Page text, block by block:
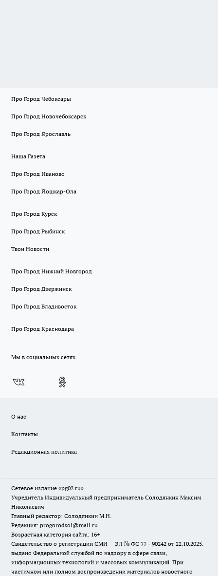
Про Город Чебоксары
Про Город Новочебоксарск
Про Город Ярославль
Наша Газета
Про Город Иваново
Про Город Йошкар-Ола
Про Город Курск
Про Город Рыбинск
Твои Новости
Про Город Нижний Новгород
Про Город Дзержинск
Про Город Владивосток
Про Город Краснодара
Мы в социальных сетях
О нас
Контакты
Редакционная политика
Сетевое издание «pg02.ru»
Учредитель Индивидуальный предприниматель Солодянкин Максим
Николаевич
Главный редактор: Солодянкин М.Н.
Редакция: progorodsol@mail.ru
Возрастная категория сайта: 16+
Свидетельство о регистрации СМИ ЭЛ № ФС 77 - 90242 от 22.10.2025.
выдано Федеральной службой по надзору в сфере связи,
информационных технологий и массовых коммуникаций. При
частичном или полном воспроизведении материалов новостного